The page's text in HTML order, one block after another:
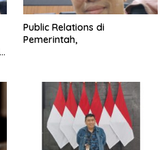
Public Relations di
Pemerintah,